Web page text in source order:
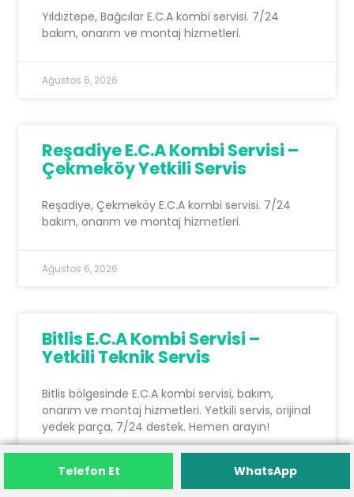
Telefon Et WhatsApp
Yıldıztepe, Bağcılar E.C.A kombi servisi. 7/24
bakım, onarım ve montaj hizmetleri.
Ağustos 6, 2026
Reşadiye E.C.A Kombi Servisi –
Çekmeköy Yetkili Servis
Reşadiye, Çekmeköy E.C.A kombi servisi. 7/24
bakım, onarım ve montaj hizmetleri.
Ağustos 6, 2026
Bitlis E.C.A Kombi Servisi –
Yetkili Teknik Servis
Bitlis bölgesinde E.C.A kombi servisi, bakım,
onarım ve montaj hizmetleri. Yetkili servis, orijinal
yedek parça, 7/24 destek. Hemen arayın!
Ağustos 6, 2026
Telefon Et WhatsApp